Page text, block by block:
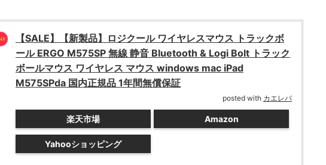
【SALE】【新製品】ロジクール ワイヤレスマウス トラックボ
ール ERGO M575SP 無線 静音 Bluetooth & Logi Bolt トラック
ボールマウス ワイヤレス マウス windows mac iPad
M575SPda 国内正規品 1年間無償保証
posted with カエレバ
楽天市場 Amazon
Yahooショッピング